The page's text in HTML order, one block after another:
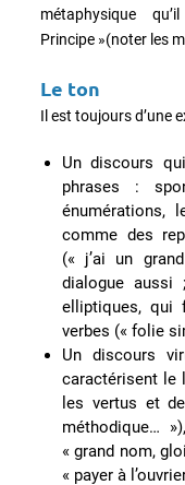
métaphysique
Principe »(noter les
Le ton
Il est toujours d’une
Un discours
phrases :
énumérations,
comme des
(« j’ai un
dialogue
elliptiques, qui
verbes (« folie
Un discours
caractérisent le
les vertus et
méthodique…
« grand nom,
« payer à